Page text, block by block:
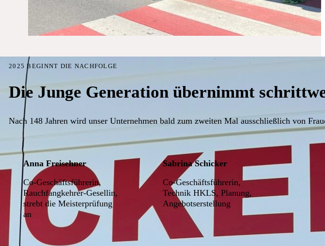
2025 BEGINNT DIE NACHFOLGE
Die Junge Generation übernimmt
Nach 148 Jahren wird unser Unternehmen bald zum zweiten Mal ausschließlich von
Anna Freisehner
Co-Geschäftsführerin,
Rauchfangkehrer-Gesellin,
strebt die Meisterprüfung
an
Sabrina Schicker
Co-Geschäftsführerin,
Technik HKLS, Planung,
Angebotserstellung